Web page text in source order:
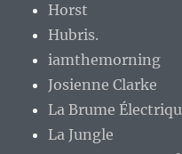
Horst
Hubris.
iamthemorning
Josienne Clarke
La Brume
La Jungle